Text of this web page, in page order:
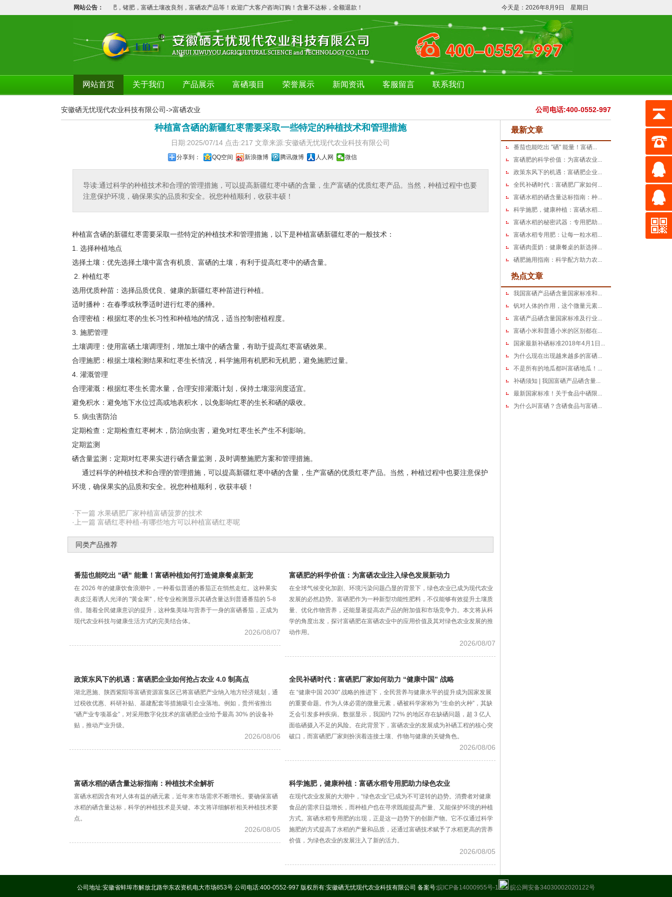
网站公告：
农业科技有限公司专业生产：硒肥，铬肥，锗肥，富硒土壤改良剂，富硒农产品等！欢迎广大客户咨询订购！含量不达标，全额退款！ 今天是：2026年8月9日 星期日
网站首页 关于我们 产品展示 富硒项目 荣誉展示 新闻资讯 客服留言 联系我们
安徽硒无忧现代农业科技有限公司->富硒农业 公司电话:400-0552-997
最新文章
番茄也能吃出 "硒" 能量！富硒...
富硒肥的科学价值：为富硒农业...
政策东风下的机遇：富硒肥企业...
全民补硒时代：富硒肥厂家如何...
富硒水稻的硒含量达标指南：种...
科学施肥，健康种植：富硒水稻...
富硒水稻的秘密武器：专用肥助...
富硒水稻专用肥：让每一粒水稻...
富硒肉蛋奶：健康餐桌的新选择...
硒肥施用指南：科学配方助力农...
热点文章
我国富硒产品硒含量国家标准和...
钒对人体的作用，这个微量元素...
富硒产品硒含量国家标准及行业...
富硒小米和普通小米的区别都在...
国家最新补硒标准2018年4月1日...
为什么现在出现越来越多的富硒...
不是所有的地瓜都叫富硒地瓜！...
补硒须知 | 我国富硒产品硒含量...
最新国家标准！关于食品中硒限...
为什么叫富硒？含硒食品与富硒...
种植富含硒的新疆红枣需要采取一些特定的种植技术和管理措施
日期:2025/07/14 点击:217 文章来源:安徽硒无忧现代农业科技有限公司
分享到： QQ空间 新浪微博 腾讯微博 人人网 微信
导读:通过科学的种植技术和合理的管理措施，可以提高新疆红枣中硒的含量，生产富硒的优质红枣产品。当然，种植过程中也要
注意保护环境，确保果实的品质和安全。祝您种植顺利，收获丰硕！
种植富含硒的新疆红枣需要采取一些特定的种植技术和管理措施，以下是种植富硒新疆红枣的一般技术：
1. 选择种植地点
选择土壤：优先选择土壤中富含有机质、富硒的土壤，有利于提高红枣中的硒含量。
2. 种植红枣
选用优质种苗：选择品质优良、健康的新疆红枣种苗进行种植。
适时播种：在春季或秋季适时进行红枣的播种。
合理密植：根据红枣的生长习性和种植地的情况，适当控制密植程度。
3. 施肥管理
土壤调理：使用富硒土壤调理剂，增加土壤中的硒含量，有助于提高红枣富硒效果。
合理施肥：根据土壤检测结果和红枣生长情况，科学施用有机肥和无机肥，避免施肥过量。
4. 灌溉管理
合理灌溉：根据红枣生长需水量，合理安排灌溉计划，保持土壤湿润度适宜。
避免积水：避免地下水位过高或地表积水，以免影响红枣的生长和硒的吸收。
5. 病虫害防治
定期检查：定期检查红枣树木，防治病虫害，避免对红枣生长产生不利影响。
定期监测
硒含量监测：定期对红枣果实进行硒含量监测，及时调整施肥方案和管理措施。
通过科学的种植技术和合理的管理措施，可以提高新疆红枣中硒的含量，生产富硒的优质红枣产品。当然，种植过程中也要注意保护
环境，确保果实的品质和安全。祝您种植顺利，收获丰硕！
·下一篇 水果硒肥厂家种植富硒菠萝的技术
·上一篇 富硒红枣种植-有哪些地方可以种植富硒红枣呢
同类产品推荐
番茄也能吃出 "硒" 能量！富硒种植如何打造健康餐桌新宠
在 2026 年的健康饮食浪潮中，一种看似普通的番茄正在悄然走红。这种果实
表皮泛着诱人光泽的 "黄金果"，经专业检测显示其硒含量达到普通番茄的 5-8
倍。随着全民健康意识的提升，这种集美味与营养于一身的富硒番茄，正成为
现代农业科技与健康生活方式的完美结合体。
2026/08/07
富硒肥的科学价值：为富硒农业注入绿色发展新动力
在全球气候变化加剧、环境污染问题凸显的背景下，绿色农业已成为现代农业
发展的必然趋势。富硒肥作为一种新型功能性肥料，不仅能够有效提升土壤质
量、优化作物营养，还能显著提高农产品的附加值和市场竞争力。本文将从科
学的角度出发，探讨富硒肥在富硒农业中的应用价值及其对绿色农业发展的推
动作用。
2026/08/07
政策东风下的机遇：富硒肥企业如何抢占农业 4.0 制高点
湖北恩施、陕西紫阳等富硒资源富集区已将富硒肥产业纳入地方经济规划，通
过税收优惠、科研补贴、基建配套等措施吸引企业落地。例如，贵州省推出
“硒产业专项基金”，对采用数字化技术的富硒肥企业给予最高 30% 的设备补
贴，推动产业升级。
2026/08/06
全民补硒时代：富硒肥厂家如何助力 “健康中国” 战略
在 “健康中国 2030” 战略的推进下，全民营养与健康水平的提升成为国家发展
的重要命题。作为人体必需的微量元素，硒被科学家称为 “生命的火种”，其缺
乏会引发多种疾病。数据显示，我国约 72% 的地区存在缺硒问题，超 3 亿人
面临硒摄入不足的风险。在此背景下，富硒农业的发展成为补硒工程的核心突
破口，而富硒肥厂家则扮演着连接土壤、作物与健康的关键角色。
2026/08/06
富硒水稻的硒含量达标指南：种植技术全解析
富硒水稻因含有对人体有益的硒元素，近年来市场需求不断增长。要确保富硒
水稻的硒含量达标，科学的种植技术是关键。本文将详细解析相关种植技术要
点。
2026/08/05
科学施肥，健康种植：富硒水稻专用肥助力绿色农业
在现代农业发展的大潮中，“绿色农业”已成为不可逆转的趋势。消费者对健康
食品的需求日益增长，而种植户也在寻求既能提高产量、又能保护环境的种植
方式。富硒水稻专用肥的出现，正是这一趋势下的创新产物。它不仅通过科学
施肥的方式提高了水稻的产量和品质，还通过富硒技术赋予了水稻更高的营养
价值，为绿色农业的发展注入了新的活力。
2026/08/05
公司地址:安徽省蚌埠市解放北路华东农资机电大市场853号 公司电话:400-0552-997 版权所有:安徽硒无忧现代农业科技有限公司 备案号:皖ICP备14000955号-1 皖公网安备34030002020122号